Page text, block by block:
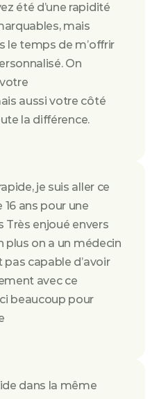
été d’une rapidité
mais
le temps de m’offrir
On
aussi votre côté
la différence.
je suis aller ce
ans pour une
Très enjoué envers
plus on a un médecin
capable d’avoir
avec ce
beaucoup pour
dans la même